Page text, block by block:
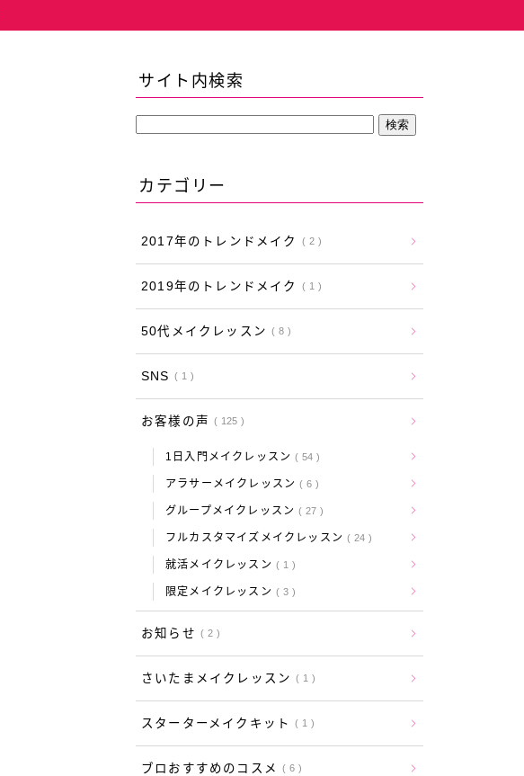
サイト内検索
カテゴリー
2017年のトレンドメイク 2
2019年のトレンドメイク 1
50代メイクレッスン 8
SNS 1
お客様の声 125
1日入門メイクレッスン 54
アラサーメイクレッスン 6
グループメイクレッスン 27
フルカスタマイズメイクレッスン 24
就活メイクレッスン 1
限定メイクレッスン 3
お知らせ 2
さいたまメイクレッスン 1
スターターメイクキット 1
ブロおすすめのコスメ 6